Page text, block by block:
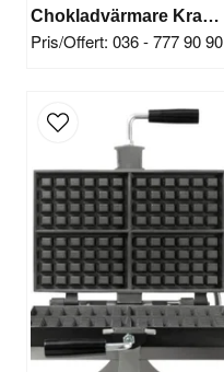
Chokladvärmare Krampouz 2x 170W, 2 Liter
Pris/Offert: 036 - 777 90 90